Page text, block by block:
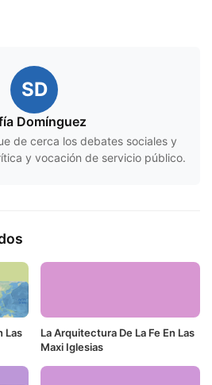
SD
Domínguez
de cerca los debates sociales y
y vocación de servicio público.
Las
La Arquitectura De La Fe En Las
Maxi Iglesias